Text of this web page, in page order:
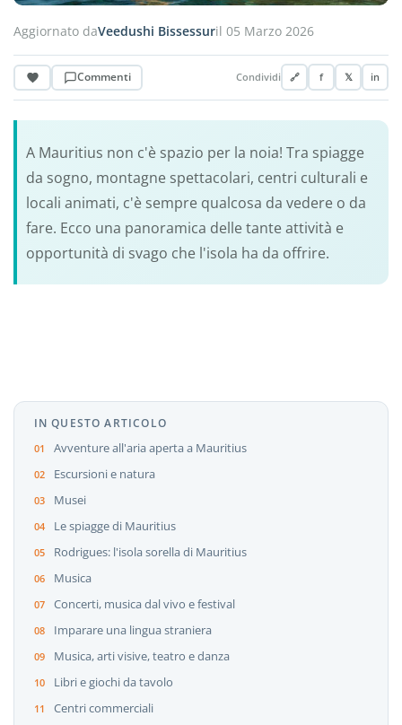
Aggiornato daVeedushi Bissessuril 05 Marzo 2026
Commenti Condividi 🔗 f 𝕏 in
A Mauritius non c'è spazio per la noia! Tra spiagge
da sogno, montagne spettacolari, centri culturali e
locali animati, c'è sempre qualcosa da vedere o da
fare. Ecco una panoramica delle tante attività e
opportunità di svago che l'isola ha da offrire.
IN QUESTO ARTICOLO
Avventure all'aria aperta a Mauritius
Escursioni e natura
Musei
Le spiagge di Mauritius
Rodrigues: l'isola sorella di Mauritius
Musica
Concerti, musica dal vivo e festival
Imparare una lingua straniera
Musica, arti visive, teatro e danza
Libri e giochi da tavolo
Centri commerciali